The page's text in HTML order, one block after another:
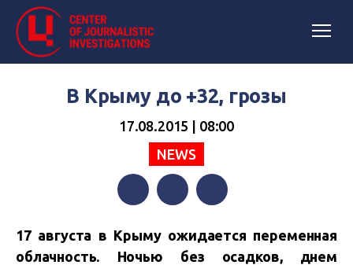
В Крыму до +32, грозы
17.08.2015 | 08:00
NEWS
17 августа в Крыму ожидается переменная
облачность. Ночью без осадков, днем